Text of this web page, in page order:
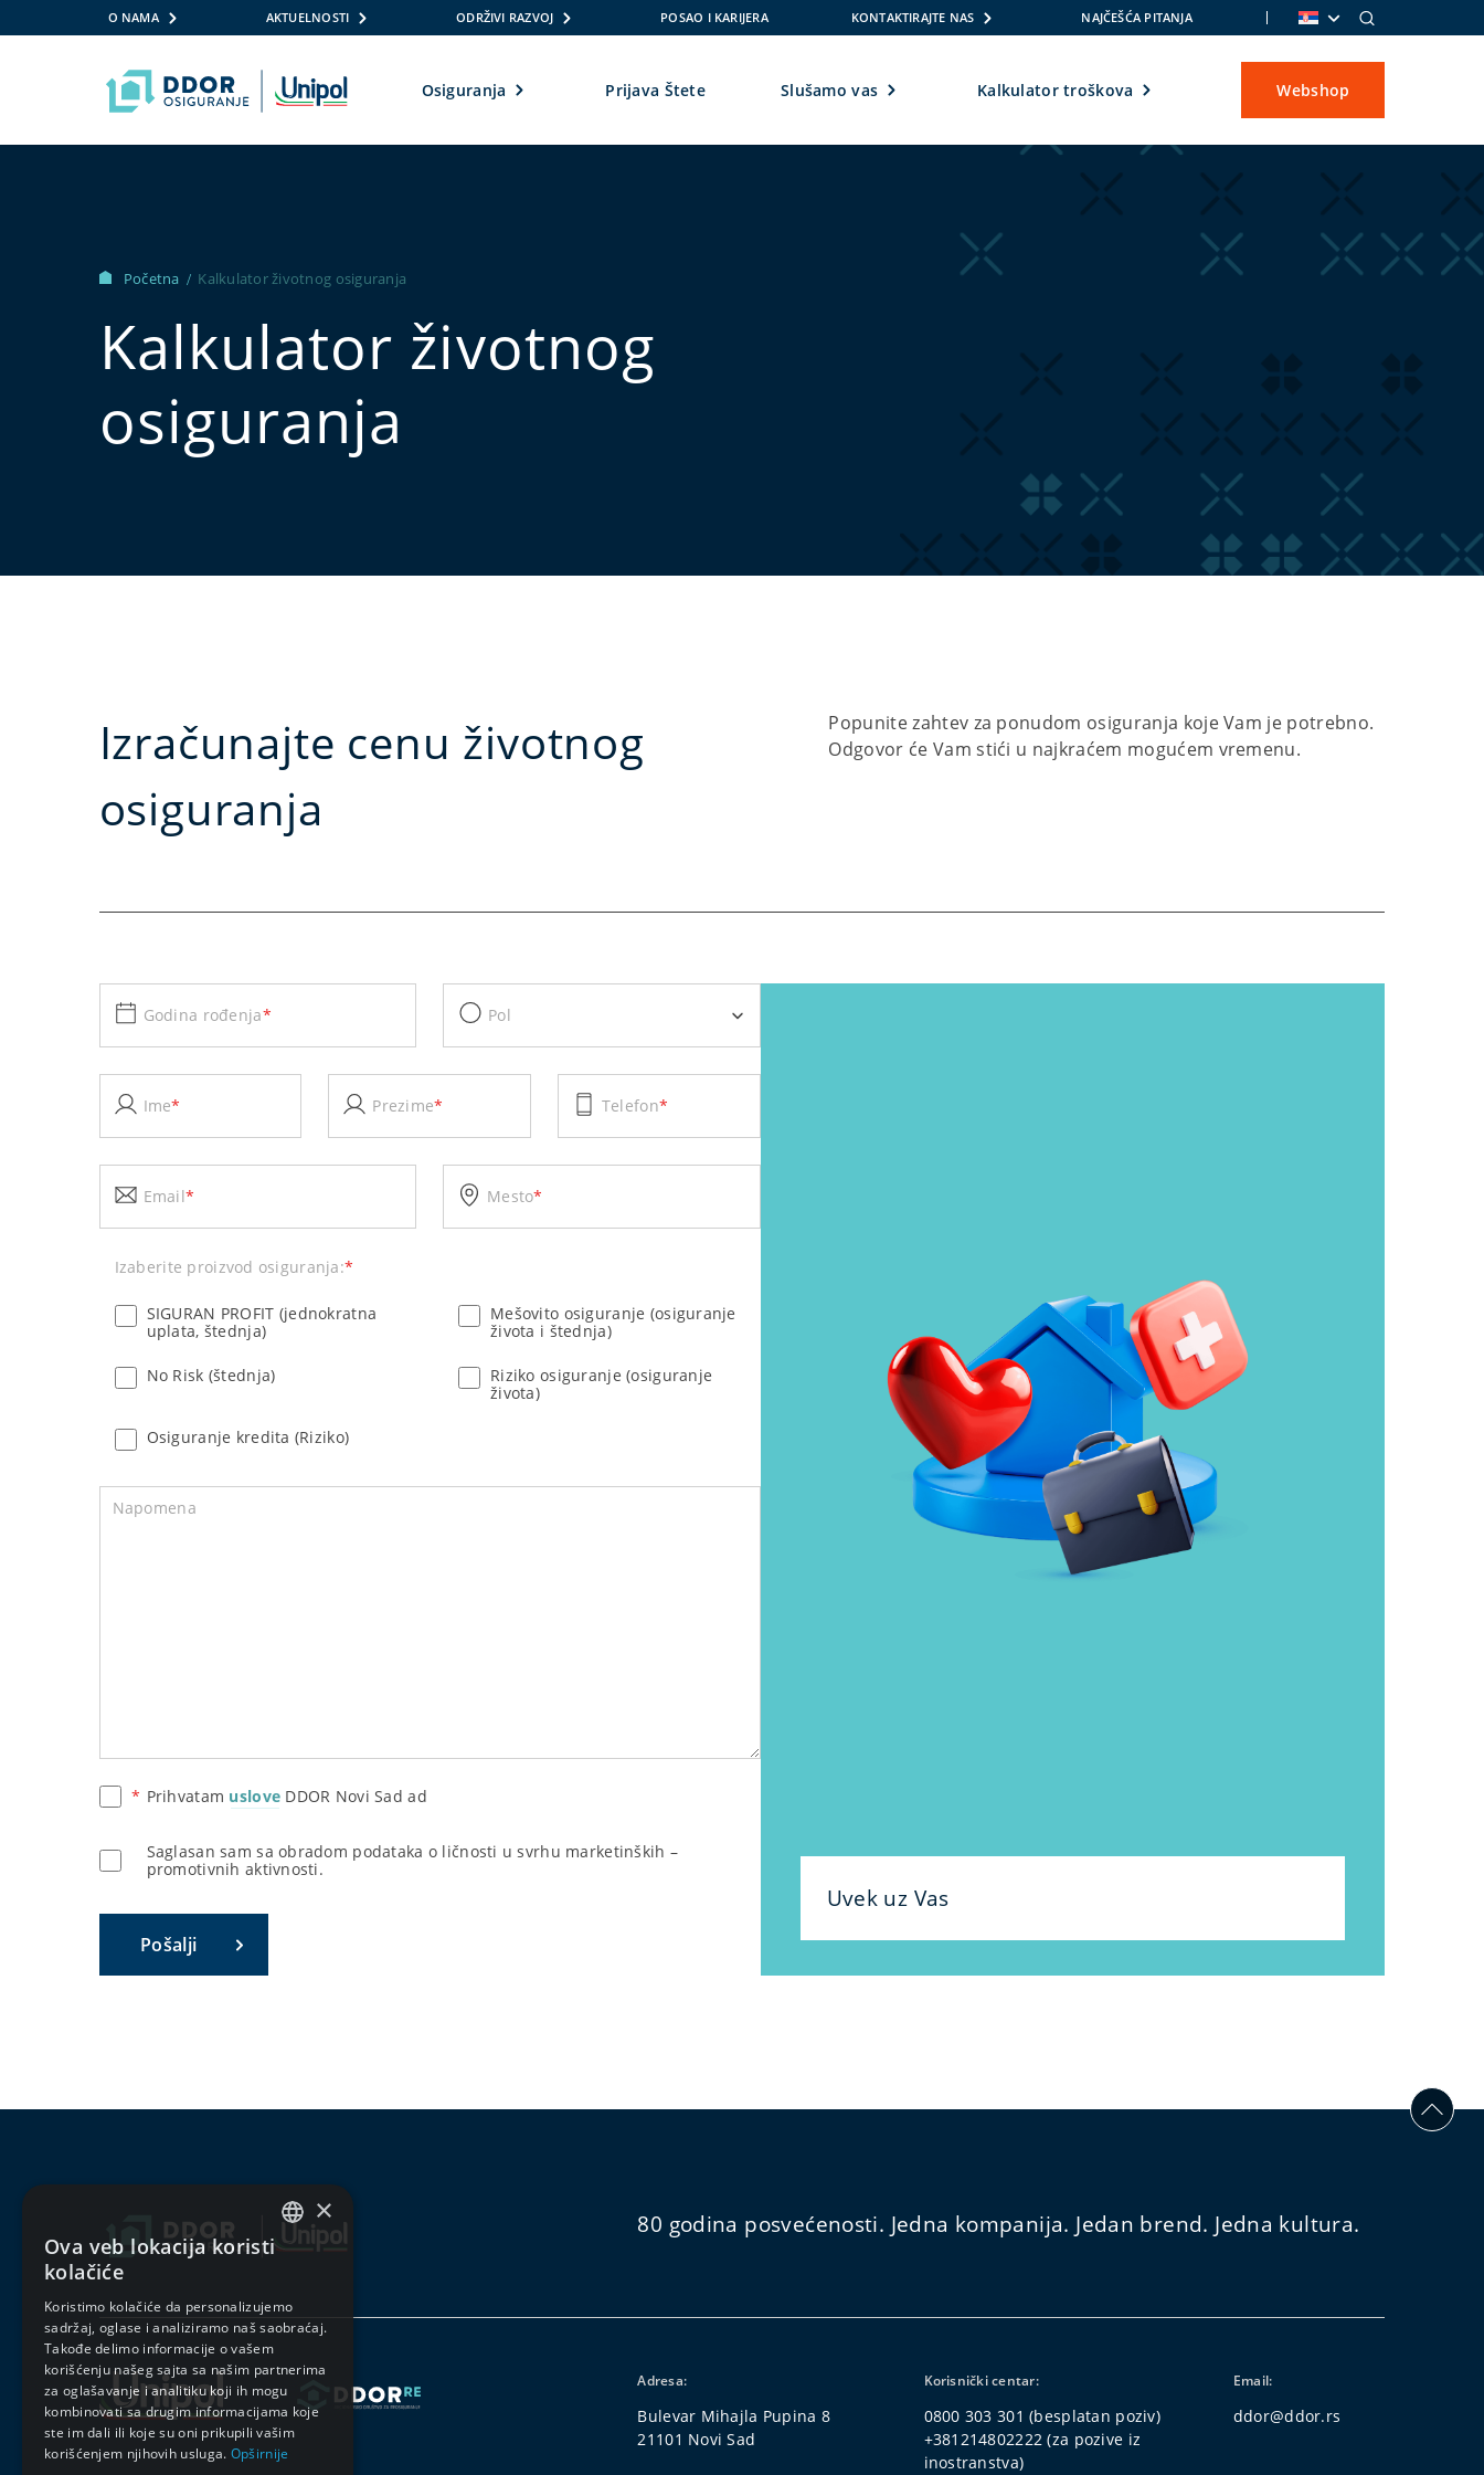
O NAMA AKTUELNOSTI ODRŽIVI RAZVOJ POSAO I KARIJERA KONTAKTIRAJTE NAS NAJČEŠĆA PITANJA
Osiguranja Prijava Štete Slušamo vas Kalkulator troškova Webshop
Početna / Kalkulator životnog osiguranja
Kalkulator životnog
osiguranja
Izračunajte cenu životnog
osiguranja
Popunite zahtev za ponudom osiguranja koje Vam je potrebno.
Odgovor će Vam stići u najkraćem mogućem vremenu.
Godina rođenja* Pol
Ime* Prezime* Telefon*
Email* Mesto*
Izaberite proizvod osiguranja:*
SIGURAN PROFIT (jednokratna
uplata, štednja)
Mešovito osiguranje (osiguranje
života i štednja)
No Risk (štednja)
Riziko osiguranje (osiguranje
života)
Osiguranje kredita (Riziko)
Napomena
Prihvatam uslove DDOR Novi Sad ad
Saglasan sam sa obradom podataka o ličnosti u svrhu marketinških –
promotivnih aktivnosti.
Pošalji
Uvek uz Vas
80 godina posvećenosti. Jedna kompanija. Jedan brend. Jedna kultura.
Adresa:
Bulevar Mihajla Pupina 8
21101 Novi Sad
Korisnički centar:
0800 303 301 (besplatan poziv)
+381214802222 (za pozive iz
inostranstva)
Email:
ddor@ddor.rs
SERBIAN
×
Ova veb lokacija koristi
kolačiće
Koristimo kolačiće da personalizujemo
sadržaj, oglase i analiziramo naš saobraćaj.
Takođe delimo informacije o vašem
korišćenju našeg sajta sa našim partnerima
za oglašavanje i analitiku koji ih mogu
kombinovati sa drugim informacijama koje
ste im dali ili koje su oni prikupili vašim
korišćenjem njihovih usluga. Opširnije